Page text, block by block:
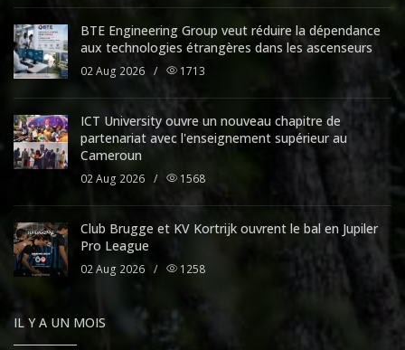
BTE Engineering Group veut réduire la dépendance
aux technologies étrangères dans les ascenseurs
02 Aug 2026 / 1713
ICT University ouvre un nouveau chapitre de
partenariat avec l'enseignement supérieur au
Cameroun
02 Aug 2026 / 1568
Club Brugge et KV Kortrijk ouvrent le bal en Jupiler
Pro League
02 Aug 2026 / 1258
IL Y A UN MOIS